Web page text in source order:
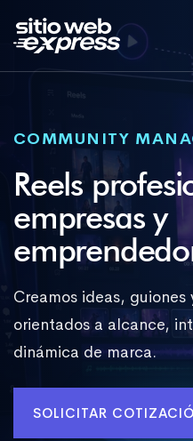
COMMUNITY
Reels
empresas y
Creamos ideas, guiones
orientados a alcance,
dinámica de marca.
SOLICITAR